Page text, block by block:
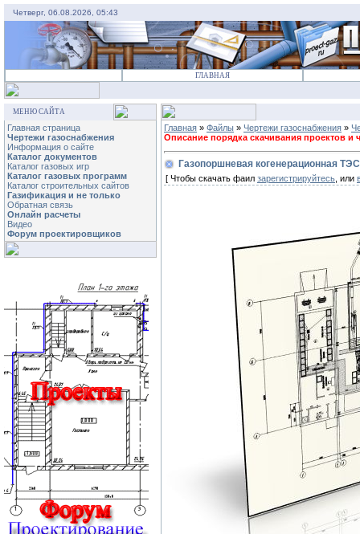
Четверг, 06.08.2026, 05:43
ГЛАВНАЯ
МЕНЮ САЙТА
Главная страница
Чертежи газоснабжения
Информация о сайте
Каталог документов
Каталог газовых игр
Каталог газовых программ
Каталог строительных сайтов
Газификация и не только
Обратная связь
Онлайн расчеты
Видео
Форум проектировщиков
Главная » Файлы » Чертежи газоснабжения »
Описание порядка скачивания проектов и
Газопоршневая когенерационная ТЭС
[ Чтобы скачать фаил зарегистрируйтесь , или